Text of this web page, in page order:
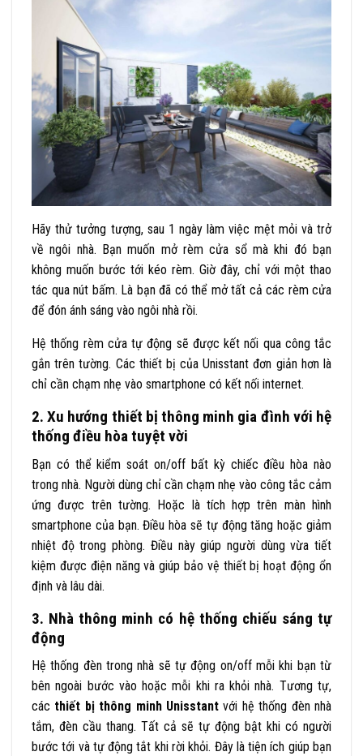
Hãy thử tưởng tượng, sau 1 ngày làm việc mệt mỏi và trở
về ngôi nhà. Bạn muốn mở rèm cửa sổ mà khi đó bạn
không muốn bước tới kéo rèm. Giờ đây, chỉ với một thao
tác qua nút bấm. Là bạn đã có thể mở tất cả các rèm cửa
để đón ánh sáng vào ngôi nhà rồi.
Hệ thống rèm cửa tự động sẽ được kết nối qua công tắc
gắn trên tường. Các thiết bị của Unisstant đơn giản hơn là
chỉ cần chạm nhẹ vào smartphone có kết nối internet.
2. Xu hướng thiết bị thông minh gia đình với hệ
thống điều hòa tuyệt vời
Bạn có thể kiểm soát on/off bất kỳ chiếc điều hòa nào
trong nhà. Người dùng chỉ cần chạm nhẹ vào công tắc cảm
ứng được trên tường. Hoặc là tích hợp trên màn hình
smartphone của bạn. Điều hòa sẽ tự động tăng hoặc giảm
nhiệt độ trong phòng. Điều này giúp người dùng vừa tiết
kiệm được điện năng và giúp bảo vệ thiết bị hoạt động ổn
định và lâu dài.
3. Nhà thông minh có hệ thống chiếu sáng tự
động
Hệ thống đèn trong nhà sẽ tự động on/off mỗi khi bạn từ
bên ngoài bước vào hoặc mỗi khi ra khỏi nhà. Tương tự,
các thiết bị thông minh Unisstant với hệ thống đèn nhà
tắm, đèn cầu thang. Tất cả sẽ tự động bật khi có người
bước tới và tự động tắt khi rời khỏi. Đây là tiện ích giúp bạn